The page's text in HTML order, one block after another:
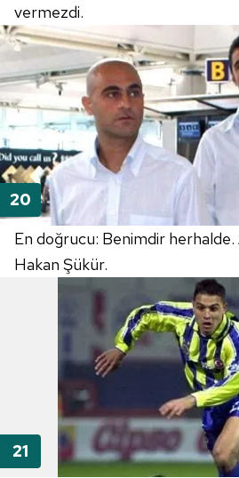
vermezdi.
En doğrucu: Benimdir herhalde.
Hakan Şükür.